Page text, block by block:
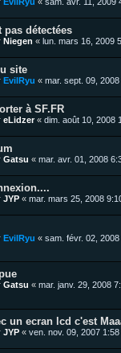
détectées
Niegen « lun. mars 16, 2009
site
EvilRyu « mar. sept. 09,
à SF.FR
eLidzer« dim. août 10, 2008
Gatsu « mar. avr. 01, 2008
JYP « mar. mars 25, 2008
EvilRyu « sam. févr. 02,
Gatsu « mar. janv. 29, 2008
un ecran lcd c'est
JYP « ven. nov. 09, 2007 1:58